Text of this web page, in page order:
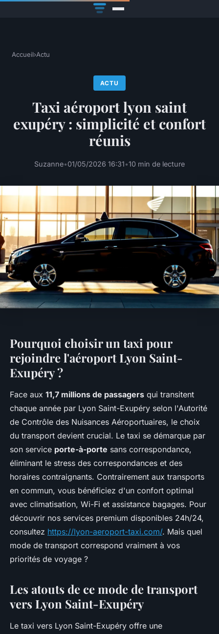
Accueil›Actu
ACTU
Taxi aéroport lyon saint
exupéry : simplicité et confort
réunis
Suzanne•01/05/2026 16:31•10 min de lecture
Pourquoi choisir un taxi pour
rejoindre l'aéroport Lyon Saint-
Exupéry ?
Face aux 11,7 millions de passagers qui transitent
chaque année par Lyon Saint-Exupéry selon l'Autorité
de Contrôle des Nuisances Aéroportuaires, le choix
du transport devient crucial. Le taxi se démarque par
son service porte-à-porte sans correspondance,
éliminant le stress des correspondances et des
horaires contraignants. Contrairement aux transports
en commun, vous bénéficiez d'un confort optimal
avec climatisation, Wi-Fi et assistance bagages. Pour
découvrir nos services premium disponibles 24h/24,
consultez https://lyon-aeroport-taxi.com/. Mais quel
mode de transport correspond vraiment à vos
priorités de voyage ?
Les atouts de ce mode de transport
vers Lyon Saint-Exupéry
Le taxi vers Lyon Saint-Exupéry offre une